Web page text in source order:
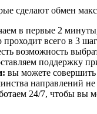
сделают обмен
в первые 2
всего в 3
возможность
поддержку
вы можете совершить
направлений не
24/7, чтобы вы